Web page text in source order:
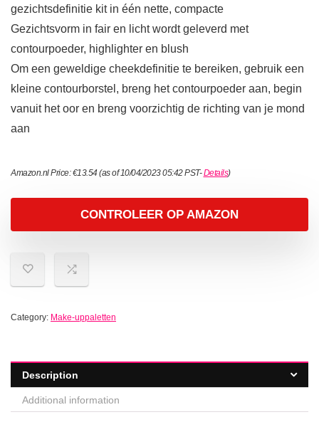
gezichtsdefinitie kit in één nette, compacte
Gezichtsvorm in fair en licht wordt geleverd met
contourpoeder, highlighter en blush
Om een geweldige cheekdefinitie te bereiken, gebruik een
kleine contourborstel, breng het contourpoeder aan, begin
vanuit het oor en breng voorzichtig de richting van je mond
aan
Amazon.nl Price:€13.54(as of 10/04/2023 05:42 PST-Details)
CONTROLEER OP AMAZON
Category: Make-uppaletten
Description
Additional information